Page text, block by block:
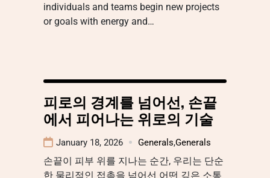
individuals and teams begin new projects
or goals with energy and…
피로의 경계를 넘어선, 손끝
에서 피어나는 위로의 기술
January 18, 2026 Generals,Generals
손끝이 피부 위를 지나는 순간, 우리는 단순
한 물리적인 접촉을 넘어선 어떤 깊은 소통